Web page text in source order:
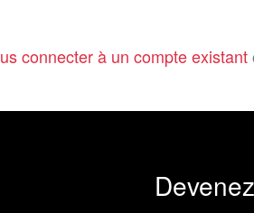
connecter à un compte existant